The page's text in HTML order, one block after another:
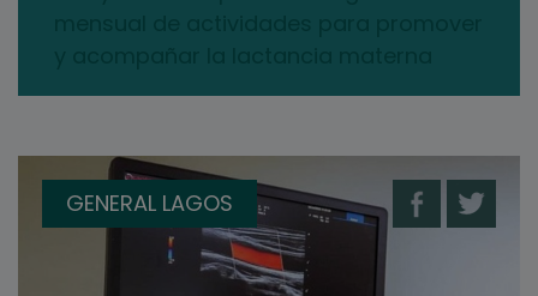
GENERAL LAGOS